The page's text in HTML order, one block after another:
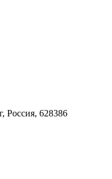
628386